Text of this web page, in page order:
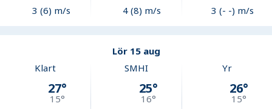
3 (6) m/s
4 (8) m/s
3 (- -) m/s
Lör 15 aug
Klart
27°
15°
SMHI
25°
16°
Yr
26°
15°